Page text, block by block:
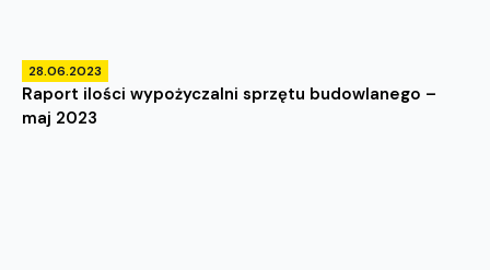
28.06.2023
Raport ilości wypożyczalni sprzętu budowlanego –
maj 2023